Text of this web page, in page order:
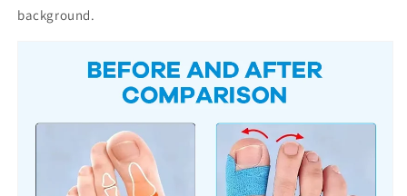
background.